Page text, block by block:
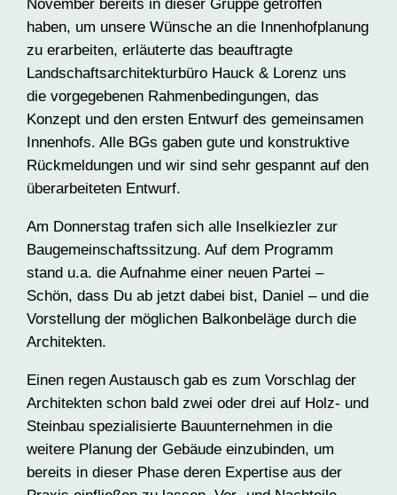
November bereits in dieser Gruppe getroffen
haben, um unsere Wünsche an die Innenhofplanung
zu erarbeiten, erläuterte das beauftragte
Landschaftsarchitekturbüro Hauck & Lorenz uns
die vorgegebenen Rahmenbedingungen, das
Konzept und den ersten Entwurf des gemeinsamen
Innenhofs. Alle BGs gaben gute und konstruktive
Rückmeldungen und wir sind sehr gespannt auf den
überarbeiteten Entwurf.
Am Donnerstag trafen sich alle Inselkiezler zur
Baugemeinschaftssitzung. Auf dem Programm
stand u.a. die Aufnahme einer neuen Partei –
Schön, dass Du ab jetzt dabei bist, Daniel – und die
Vorstellung der möglichen Balkonbeläge durch die
Architekten.
Einen regen Austausch gab es zum Vorschlag der
Architekten schon bald zwei oder drei auf Holz- und
Steinbau spezialisierte Bauunternehmen in die
weitere Planung der Gebäude einzubinden, um
bereits in dieser Phase deren Expertise aus der